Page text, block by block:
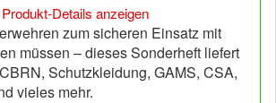
Produkt-Details anzeigen
zum sicheren Einsatz mit
müssen – dieses Sonderheft liefert
Schutzkleidung, GAMS, CSA,
vieles mehr.